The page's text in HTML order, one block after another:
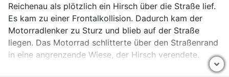
Reichenau als plötzlich ein Hirsch über die Straße lief.
Es kam zu einer Frontalkollision. Dadurch kam der
Motorradlenker zu Sturz und blieb auf der Straße
liegen. Das Motorrad schlitterte über den Straßenrand
in eine angrenzende Wiese, der Hirsch verendete.
Nach Erstversorgung durch nachkommende